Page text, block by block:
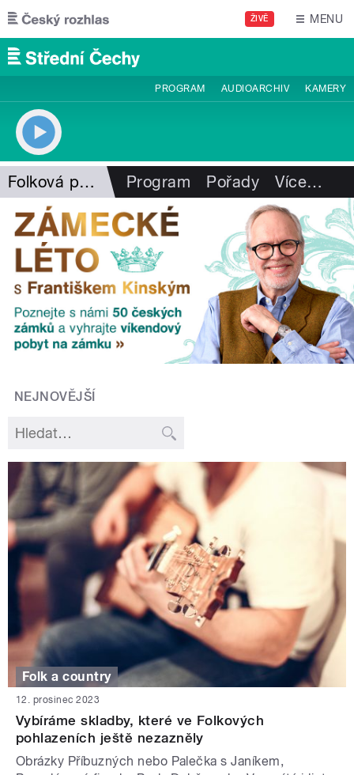
Přejít k hlavnímu obsahu
ŽIVĚ MENU
PROGRAM AUDIOARCHIV KAMERY
Folková pohlazení Program Pořady Více…
NEJNOVĚJŠÍ
Folk a country
12. prosinec 2023
Vybíráme skladby, které ve Folkových
pohlazeních ještě nezazněly
Obrázky Příbuzných nebo Palečka s Janíkem,